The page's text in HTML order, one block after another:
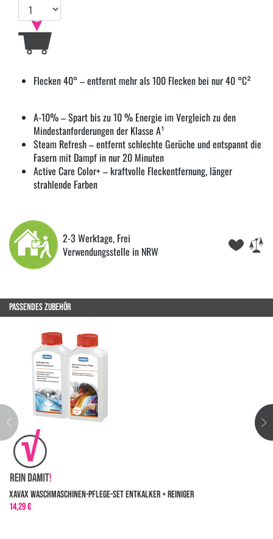
Flecken 40° – entfernt mehr als 100 Flecken bei nur 40 °C²
A-10% – Spart bis zu 10 % Energie im Vergleich zu den
Mindestanforderungen der Klasse A¹
Steam Refresh – entfernt schlechte Gerüche und entspannt die
Fasern mit Dampf in nur 20 Minuten
Active Care Color+ – kraftvolle Fleckentfernung, länger
strahlende Farben
2-3 Werktage, Frei
Verwendungsstelle in NRW
PASSENDES ZUBEHÖR
XavaX Waschmaschinen-Pflege-Set Entkalker + Reiniger
14,29 €